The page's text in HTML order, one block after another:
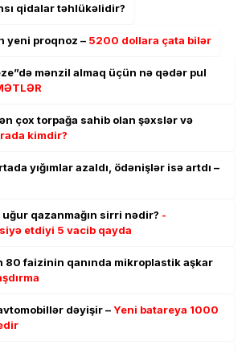
qidalar təhlükəlidir?
yeni proqnoz – 5200 dollara çata bilər
mənzil almaq üçün nə qədər pul
çox torpağa sahib olan şəxslər və
kimdir?
yığımlar azaldı, ödənişlər isə artdı –
qazanmağın sirri nədir? -
etdiyi 5 vacib qayda
80 faizinin qanında mikroplastik aşkar
dəyişir –Yeni batareya 1000